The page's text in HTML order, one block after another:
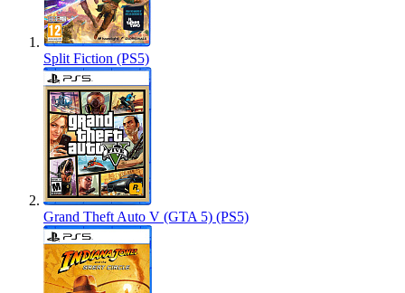
Split Fiction (PS5)
Grand Theft Auto V (GTA 5) (PS5)